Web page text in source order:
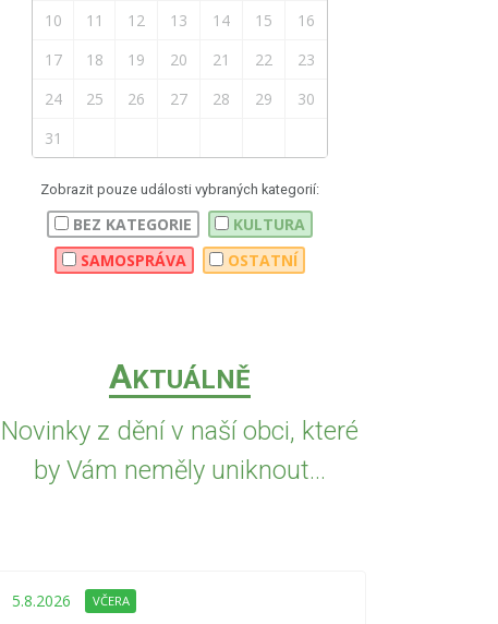
10
11 12 13 14 15
16
17
18 19 20 21 22
23
24
25 26 27 28 29
30
31
Zobrazit pouze události vybraných kategorií:
BEZ KATEGORIE
KULTURA
SAMOSPRÁVA
OSTATNÍ
AKTUÁLNĚ
Novinky z dění v naší obci, které
by Vám neměly uniknout...
5.8.2026 VČERA